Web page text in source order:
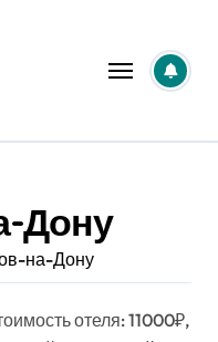
Дону
на-Дону
отеля: 11000₽,